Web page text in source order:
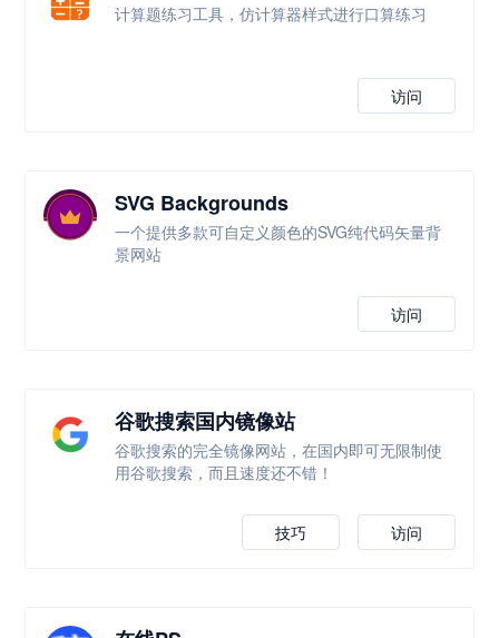
计算题练习工具，仿计算器样式进行口算练习
访问
SVG Backgrounds
一个提供多款可自定义颜色的SVG纯代码矢量背
景网站
访问
谷歌搜索国内镜像站
谷歌搜索的完全镜像网站，在国内即可无限制使
用谷歌搜索，而且速度还不错！
访问
技巧